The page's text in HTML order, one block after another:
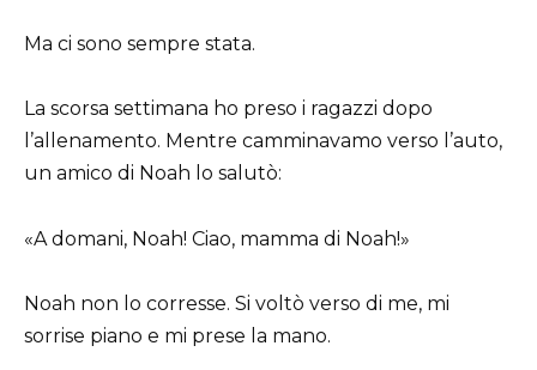
Ma ci sono sempre stata.
La scorsa settimana ho preso i ragazzi dopo
l’allenamento. Mentre camminavamo verso l’auto,
un amico di Noah lo salutò:
«A domani, Noah! Ciao, mamma di Noah!»
Noah non lo corresse. Si voltò verso di me, mi
sorrise piano e mi prese la mano.